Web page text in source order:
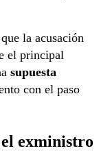
la acusación
el principal
supuesta
con el paso
exministro